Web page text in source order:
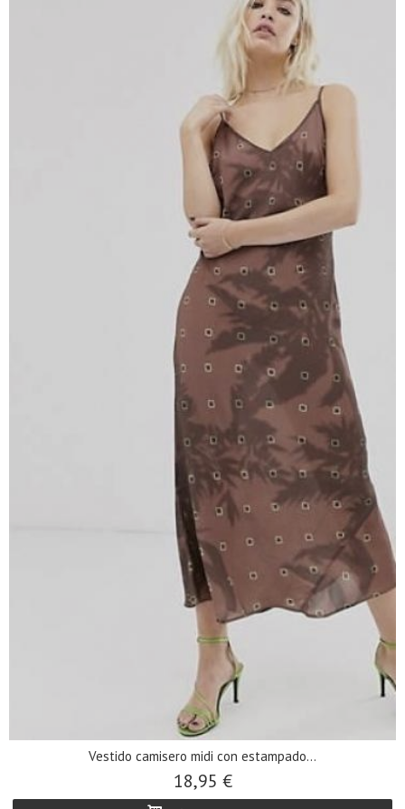
Vestido camisero midi con estampado...
18,95 €